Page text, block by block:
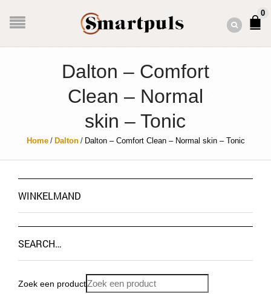
0
Dalton – Comfort
Clean – Normal
skin – Tonic
Home / Dalton / Dalton – Comfort Clean – Normal skin – Tonic
WINKELMAND
SEARCH…
Zoek een product